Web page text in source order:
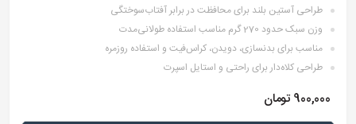
طراحی آستین بلند برای محافظت در برابر آفتاب‌سوختگی
وزن سبک حدود 270 گرم مناسب استفاده طولانی‌مدت
مناسب برای بدنسازی، دویدن، کراس‌فیت و استفاده روزمره
طراحی کلاه‌دار برای راحتی و استایل اسپرت
900,000تومان